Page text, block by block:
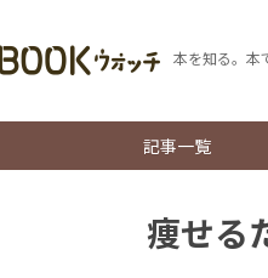
本を知る。本
記事一覧
痩せる